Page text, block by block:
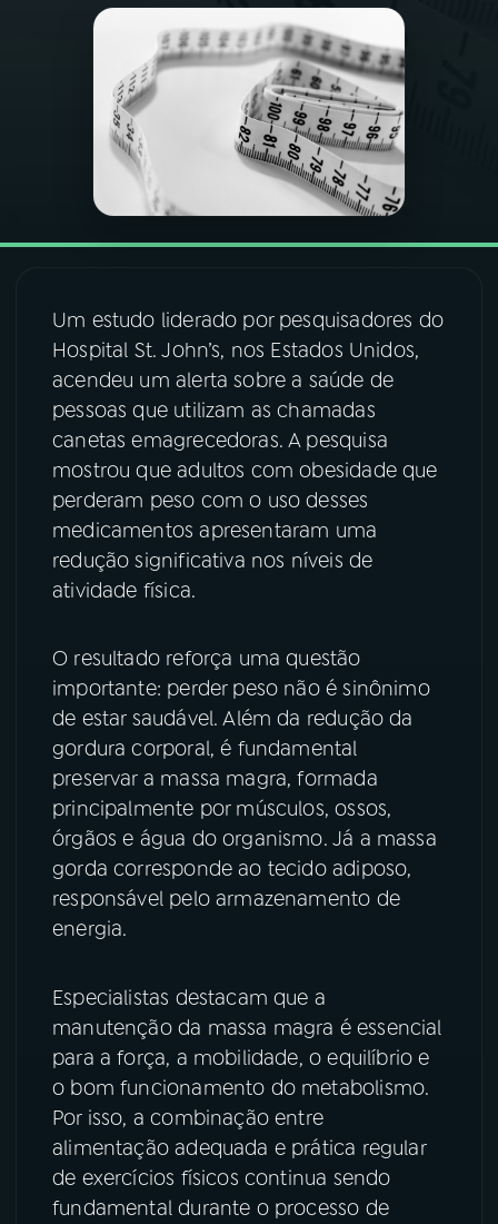
PROGRAMAÇÃO
PROGRAMAS
PODCASTS
06VIDEOCASTS
07 ÚLTIMAS
08FESTIVAL DE MÚSICA
ACOMPANHE A RÁDIO NACIONAL
YouTube Facebook
Instagram X
Um estudo liderado por pesquisadores do
Hospital St. John’s, nos Estados Unidos,
acendeu um alerta sobre a saúde de
pessoas que utilizam as chamadas
canetas emagrecedoras. A pesquisa
mostrou que adultos com obesidade que
perderam peso com o uso desses
medicamentos apresentaram uma
redução significativa nos níveis de
atividade física.
O resultado reforça uma questão
importante: perder peso não é sinônimo
de estar saudável. Além da redução da
gordura corporal, é fundamental
preservar a massa magra, formada
principalmente por músculos, ossos,
órgãos e água do organismo. Já a massa
gorda corresponde ao tecido adiposo,
responsável pelo armazenamento de
energia.
Especialistas destacam que a
manutenção da massa magra é essencial
para a força, a mobilidade, o equilíbrio e
o bom funcionamento do metabolismo.
Por isso, a combinação entre
alimentação adequada e prática regular
de exercícios físicos continua sendo
fundamental durante o processo de